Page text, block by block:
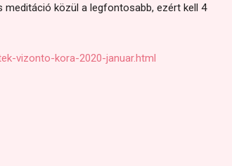
közül a legfontosabb, ezért kell 4
vizonto-kora-2020-januar.html